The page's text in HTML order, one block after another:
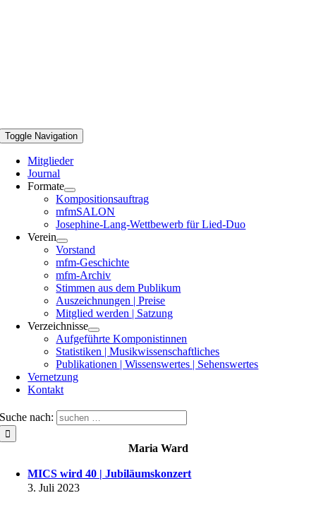
Toggle Navigation
Mitglieder
Journal
Formate
Kompositionsauftrag
mfmSALON
Josephine-Lang-Wettbewerb für Lied-Duo
Verein
Vorstand
mfm-Geschichte
mfm-Archiv
Stimmen aus dem Publikum
Auszeichnungen | Preise
Mitglied werden | Satzung
Verzeichnisse
Aufgeführte Komponistinnen
Statistiken | Musikwissenschaftliches
Publikationen | Wissenswertes | Sehenswertes
Vernetzung
Kontakt
Suche nach:
Maria Ward
MICS wird 40 | Jubiläumskonzert
3. Juli 2023